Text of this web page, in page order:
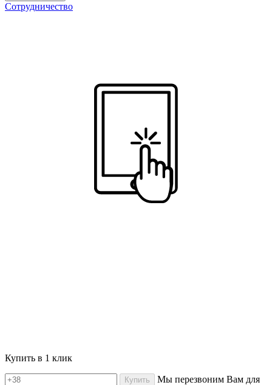
Сотрудничество
Купить в 1 клик
Купить
Мы перезвоним Вам для